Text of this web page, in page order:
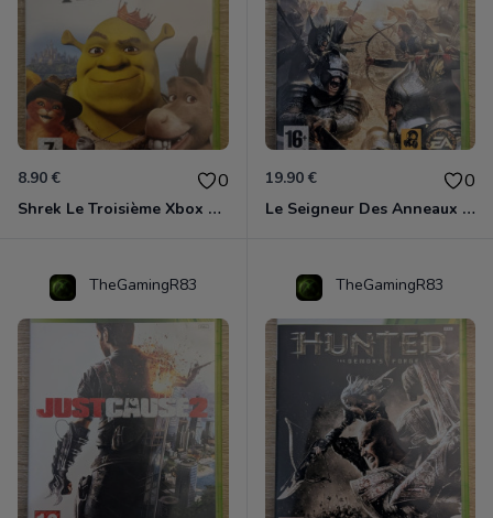
8.90 € 0
Shrek Le Troisième Xbox 360
19.90 € 0
Le Seigneur Des Anneaux - L'âge Des Conquêtes Xbox 360
TheGamingR83 TheGamingR83